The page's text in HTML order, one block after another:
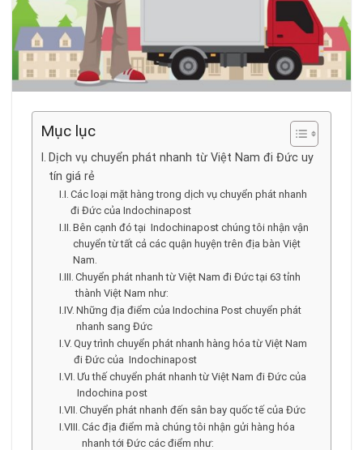
Mục lục
Dịch vụ chuyển phát nhanh từ Việt Nam đi Đức uy
tín giá rẻ
Các loại mặt hàng trong dịch vụ chuyển phát nhanh
đi Đức của Indochinapost
Bên cạnh đó tại Indochinapost chúng tôi nhận vận
chuyển từ tất cả các quận huyện trên địa bàn Việt
Nam.
Chuyển phát nhanh từ Việt Nam đi Đức tại 63 tỉnh
thành Việt Nam như:
Những địa điểm của Indochina Post chuyển phát
nhanh sang Đức
Quy trình chuyển phát nhanh hàng hóa từ Việt Nam
đi Đức của Indochinapost
Ưu thế chuyển phát nhanh từ Việt Nam đi Đức của
Indochina post
Chuyển phát nhanh đến sân bay quốc tế của Đức
Các địa điểm mà chúng tôi nhận gửi hàng hóa
nhanh tới Đức các điểm như: